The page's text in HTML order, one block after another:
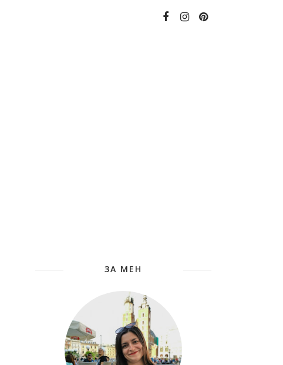
ЗА МЕН